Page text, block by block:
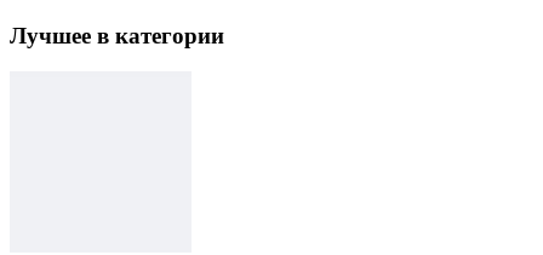
Лучшее в категории